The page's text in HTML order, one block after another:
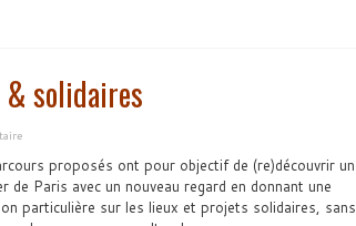
solidaires
proposés ont pour objectif de (re)découvrir un
de Paris avec un nouveau regard en donnant une
particulière sur les lieux et projets solidaires, sans